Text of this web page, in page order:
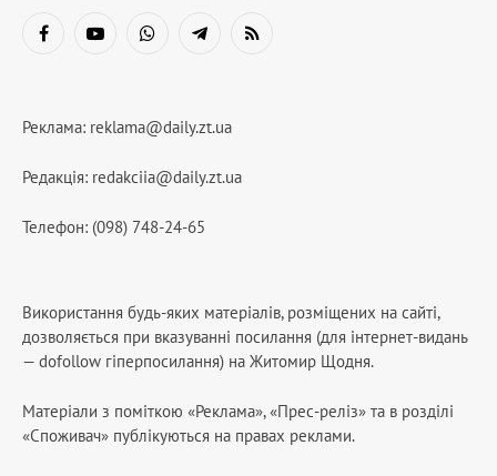
FacebookYouTubeWhatsAppTelegramRSS
Реклама: reklama@daily.zt.ua
Редакція: redakciia@daily.zt.ua
Телефон: (098) 748-24-65
Використання будь-яких матеріалів, розміщених на сайті,
дозволяється при вказуванні посилання (для інтернет-видань
— dofollow гіперпосилання) на Житомир Щодня.
Матеріали з поміткою «Реклама», «Прес-реліз» та в розділі
«Споживач» публікуються на правах реклами.